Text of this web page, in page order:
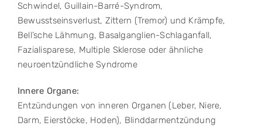
Schwindel, Guillain-Barré-Syndrom,
Bewusstseinsverlust, Zittern (Tremor) und Krämpfe,
Bell’sche Lähmung, Basalganglien-Schlaganfall,
Fazialisparese, Multiple Sklerose oder ähnliche
neuroentzündliche Syndrome
Innere Organe:
Entzündungen von inneren Organen (Leber, Niere,
Darm, Eierstöcke, Hoden), Blinddarmentzündung